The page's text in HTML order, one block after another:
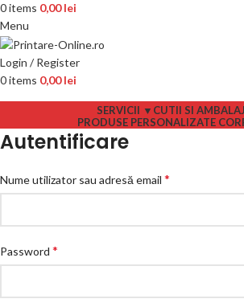
0items 0,00lei
Menu
Login / Register
0items 0,00lei
SERVICII ▼ CUTII SI
PRODUSE PERSONALIZATE
Autentificare
Nume utilizator sau adresă email *
Password *